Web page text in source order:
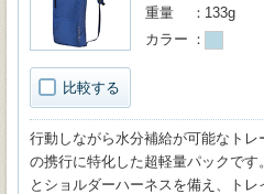
比較する
重量
133g
カラー
行動しながら水分補給が可能なトレ
の携行に特化した超軽量パックで
とショルダーハーネスを備え、ト